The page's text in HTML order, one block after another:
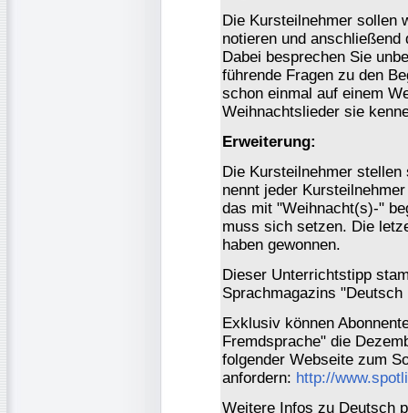
Die Kursteilnehmer sollen
notieren und
Dabei besprechen Sie
führende Fragen zu den
schon einmal auf einem
Weihnachtslieder sie
Erweiterung:
Die Kursteilnehmer
nennt jeder
das mit "Weihnacht(s)-"
muss sich setzen. Die
haben gewonnen.
Dieser Unterrichtstipp
Sprachmagazins "Deutsch
Exklusiv können
Fremdsprache" die
folgender Webseite zum
anfordern: http://
Weitere Infos zu Deutsch